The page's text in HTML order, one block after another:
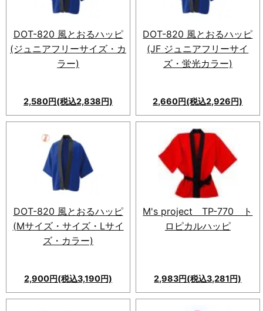
DOT-820 風とおるハッピ
(ジュニアフリーサイズ・カ
ラー)
2,580円(税込2,838円)
るハッピ(ジュニアフリーサイ
ズ・カラー)。轟々と活躍する
アクティブなシーンに最適。快
適な着心地で、イベントやお祭
DOT-820 風とおるハッピ
(JF ジュニアフリーサイ
ズ・蛍光カラー)
2,660円(税込2,926円)
風とおるハッピ、業界最安値で
ありながら通気性抜群の特殊生
地を使用。フロントボタン付き
で帯なしでも着用可能。暑い季
節の行事に最適。
DOT-820 風とおるハッピ
(Мサイズ・サイズ・Lサイ
ズ・カラー)
2,900円(税込3,190円)
M's project TP-770 ト
ロピカルハッピ
2,983円(税込3,281円)